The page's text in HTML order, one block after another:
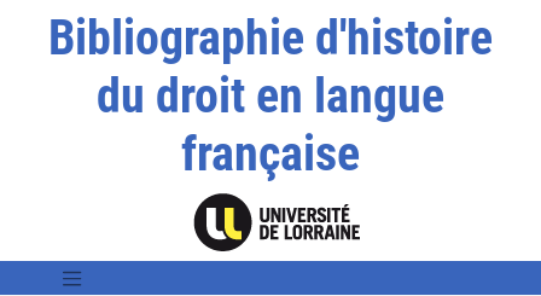
Bibliographie d'histoire
du droit en langue
française